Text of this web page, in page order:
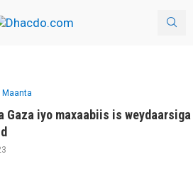
Maanta
Gaza iyo maxaabiis is weydaarsiga